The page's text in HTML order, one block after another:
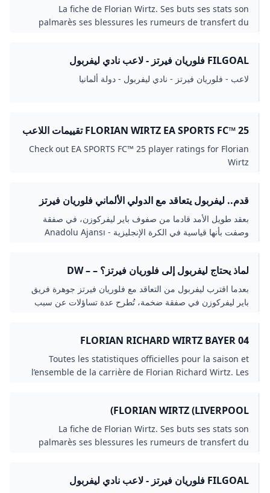
La fiche de Florian Wirtz. Ses buts ses stats son
palmarès ses blessures les rumeurs de transfert du
FILGOAL فلوريان فيرتز - لاعب نادي ليفربول
لاعب - فلوريان فيرتز - نادي ليفربول - دولة ألمانيا
FLORIAN WIRTZ EA SPORTS FC™ 25 تقييمات اللاعب
Check out EA SPORTS FC™ 25 player ratings for Florian
Wirtz
قدم.. ليفربول يتعاقد مع الدولي الألماني فلوريان فيرتز
بعقد طويل الأمد قادما من صفوف باير ليفركوزن، في صفقة
وصفت بأنها قياسية في الكرة الإنجليزية - Anadolu Ajansı
لماذ يحتاج ليفربول إلى فلوريان فيرتز؟ – DW –
2025/6/12
بعدما اقترب ليفربول من التعاقد مع فلوريان فيرتز جوهرة فريق
باير ليفركوزن في صفقة ضخمة، تُطرح عدة تساؤلات عن سبب
FLORIAN RICHARD WIRTZ BAYER 04
LEVERKUSEN PROFIL DU JOUEUR BUNDESLIGA
Toutes les statistiques officielles pour la saison et
l’ensemble de la carrière de Florian Richard Wirtz. Les
FLORIAN WIRTZ (LIVERPOOL)
La fiche de Florian Wirtz. Ses buts ses stats son
palmarès ses blessures les rumeurs de transfert du
FILGOAL فلوريان فيرتز - لاعب نادي ليفربول